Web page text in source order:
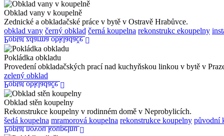
Obklad vany v koupelně
Zednické a obkladačské práce v bytě v Ostravě Hrabůvce.
obklad vany černý obklad černá koupelna rekonstrukc ekoupelny
Poptat zdarma obkladače
Pokládka obkladu
Provedení obkladačských prací nad kuchyňskou linkou v bytě v
zelený obklad
Poptat obkladače
Obklad stěn koupelny
Rekonstrukce koupelny v rodinném domě v Neprobylicích.
šedá koupelna mramorová koupelna rekonstrukce koupelny původní
Poptat novou koupelnu